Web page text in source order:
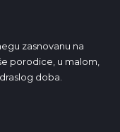
zasnovanu na
porodice, u malom,
doba.